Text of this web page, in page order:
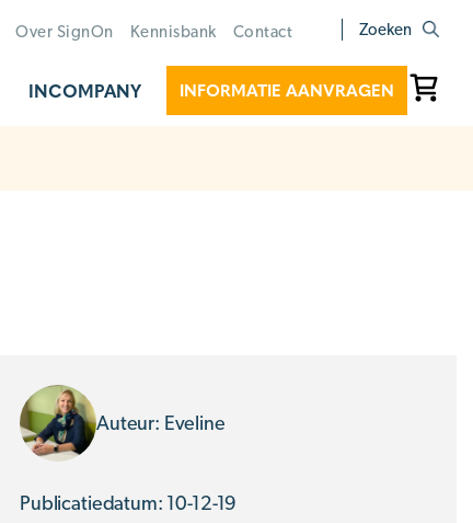
Over SignOn Kennisbank Contact Zoeken
INCOMPANY INFORMATIE AANVRAGEN
Auteur: Eveline
Publicatiedatum: 10-12-19